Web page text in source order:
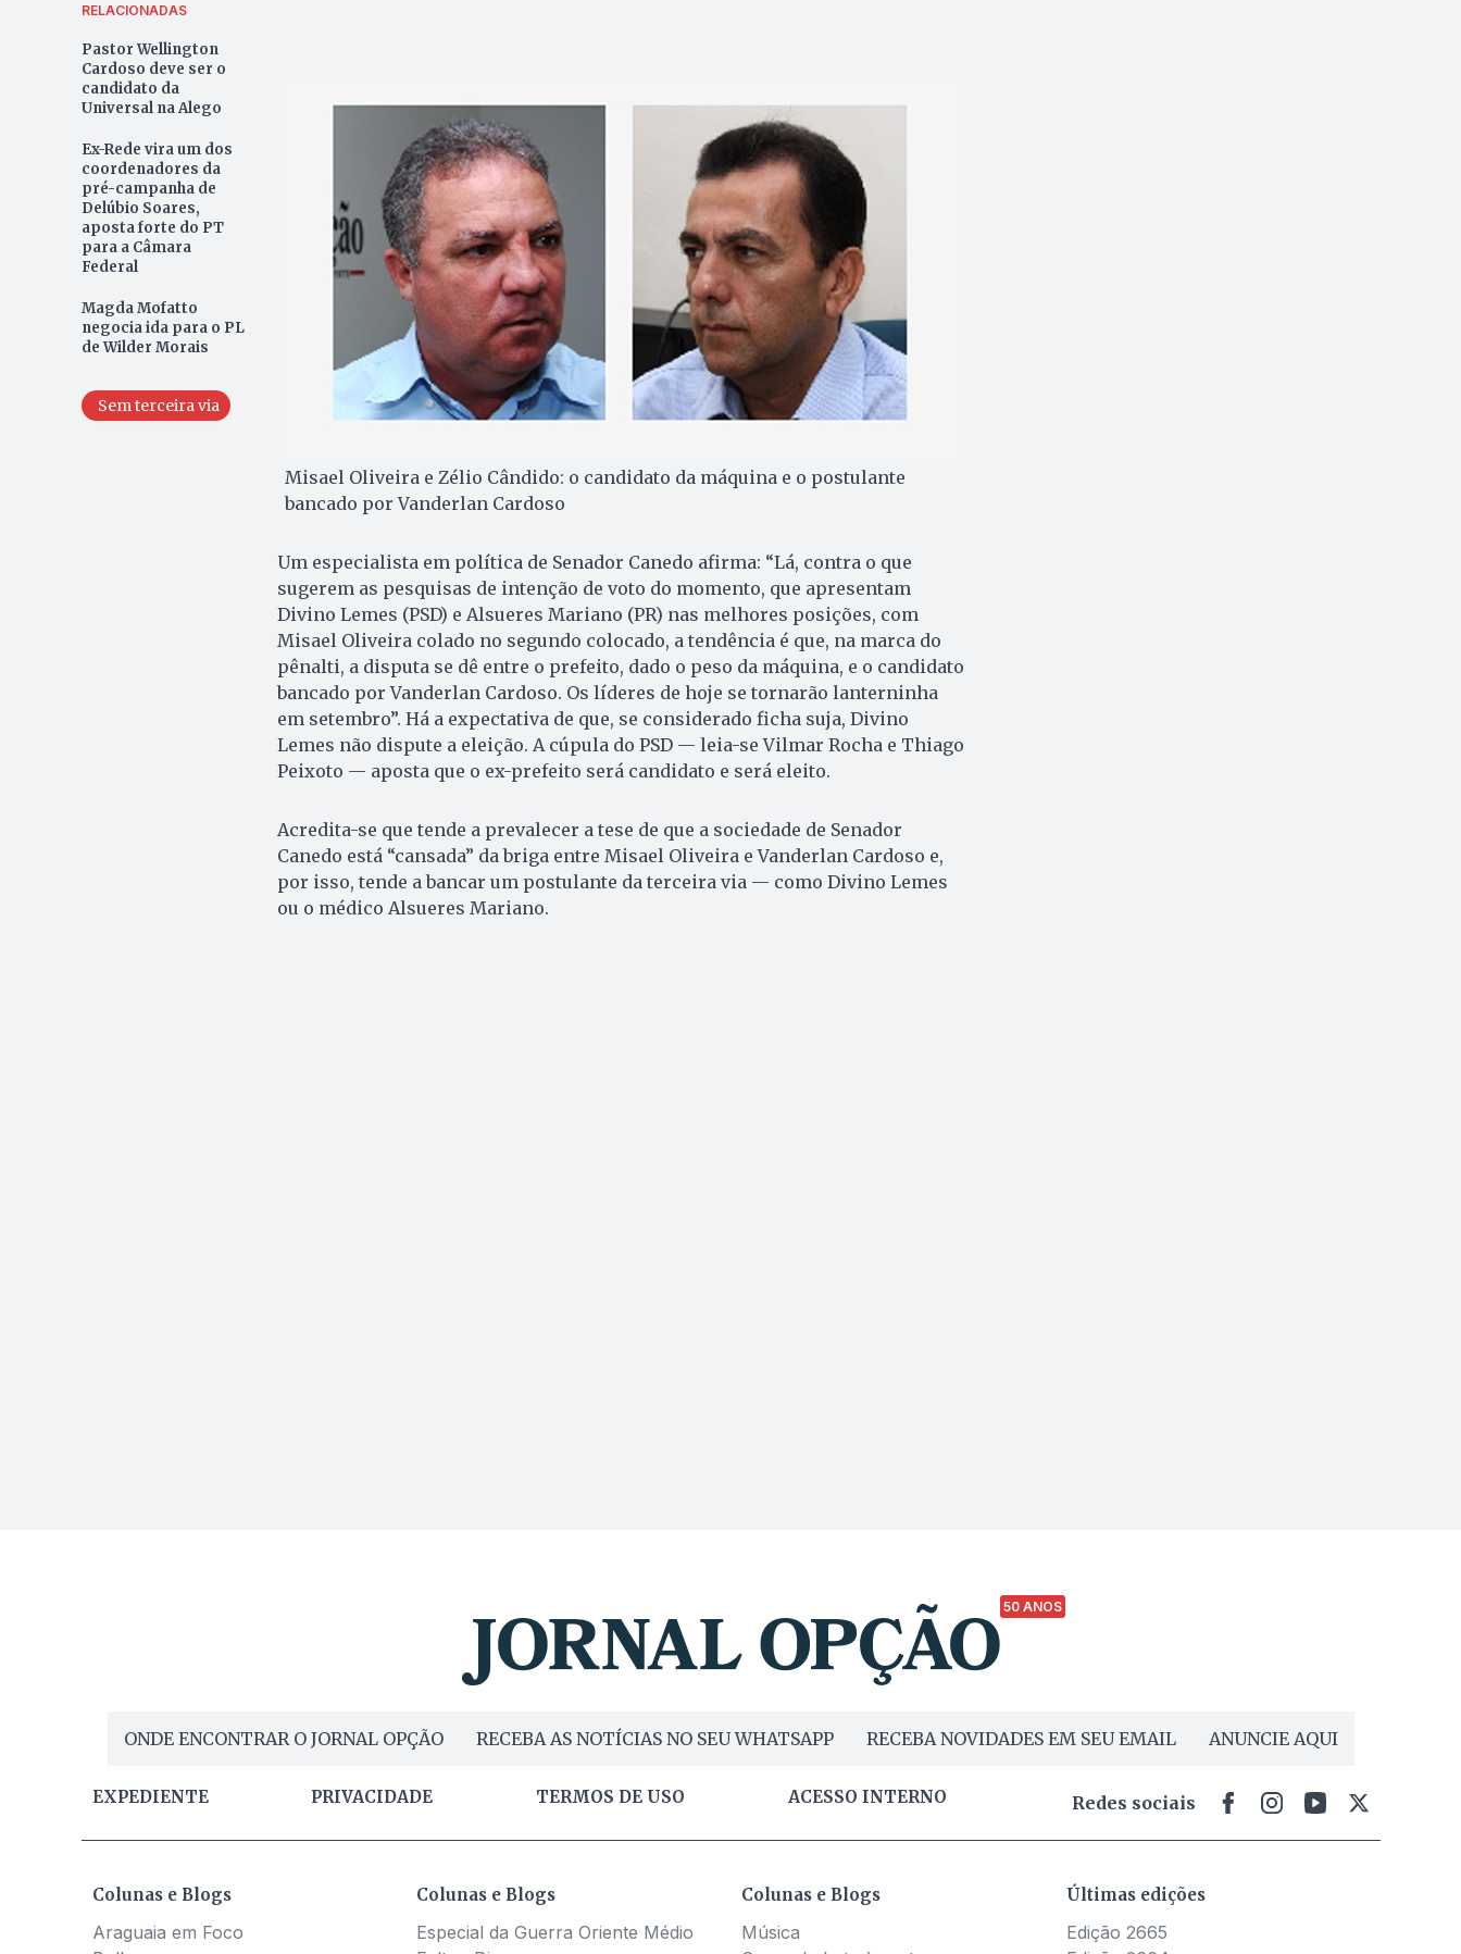
RELACIONADAS
Pastor Wellington
Cardoso deve ser o
candidato da
Universal na Alego
Ex-Rede vira um dos
coordenadores da
pré-campanha de
Delúbio Soares,
aposta forte do PT
para a Câmara
Federal
Magda Mofatto
negocia ida para o PL
de Wilder Morais
Sem terceira via
Misael Oliveira e Zélio Cândido: o candidato da máquina e o postulante
bancado por Vanderlan Cardoso
Um especialista em política de Senador Canedo afirma: “Lá, contra o que
sugerem as pesquisas de intenção de voto do momento, que apresentam
Divino Lemes (PSD) e Al­sueres Mariano (PR) nas melhores posições, com
Misael Oliveira colado no segundo colocado, a tendência é que, na marca do
pênalti, a disputa se dê entre o prefeito, dado o peso da máquina, e o candidato
bancado por Vanderlan Cardoso. Os líderes de hoje se tornarão lanterninha
em setembro”. Há a expectativa de que, se considerado ficha suja, Divino
Lemes não dispute a eleição. A cúpula do PSD — leia-se Vilmar Rocha e Thiago
Peixoto — aposta que o ex-prefeito será candidato e será eleito.
Acredita-se que tende a prevalecer a tese de que a sociedade de Senador
Canedo está “cansada” da briga entre Misael Oliveira e Vanderlan Cardoso e,
por isso, tende a bancar um postulante da terceira via — como Divino Lemes
ou o médico Alsueres Mariano.
50 ANOS
ONDE ENCONTRAR O JORNAL OPÇÃO RECEBA AS NOTÍCIAS NO SEU WHATSAPP RECEBA NOVIDADES EM SEU EMAIL ANUNCIE AQUI
EXPEDIENTE PRIVACIDADE TERMOS DE USO ACESSO INTERNO Redes sociais
Colunas e Blogs
Araguaia em Foco
Colunas e Blogs
Especial da Guerra Oriente Médio
Colunas e Blogs
Música
Últimas edições
Edição 2665